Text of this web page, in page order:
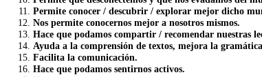
Permite conocer / descubrir / explorar mejor dicho
Nos permite conocernos mejor a nosotros mismos.
Hace que podamos compartir / recomendar nuestras
Ayuda a la comprensión de textos, mejora la
Facilita la comunicación.
Hace que podamos sentirnos activos.